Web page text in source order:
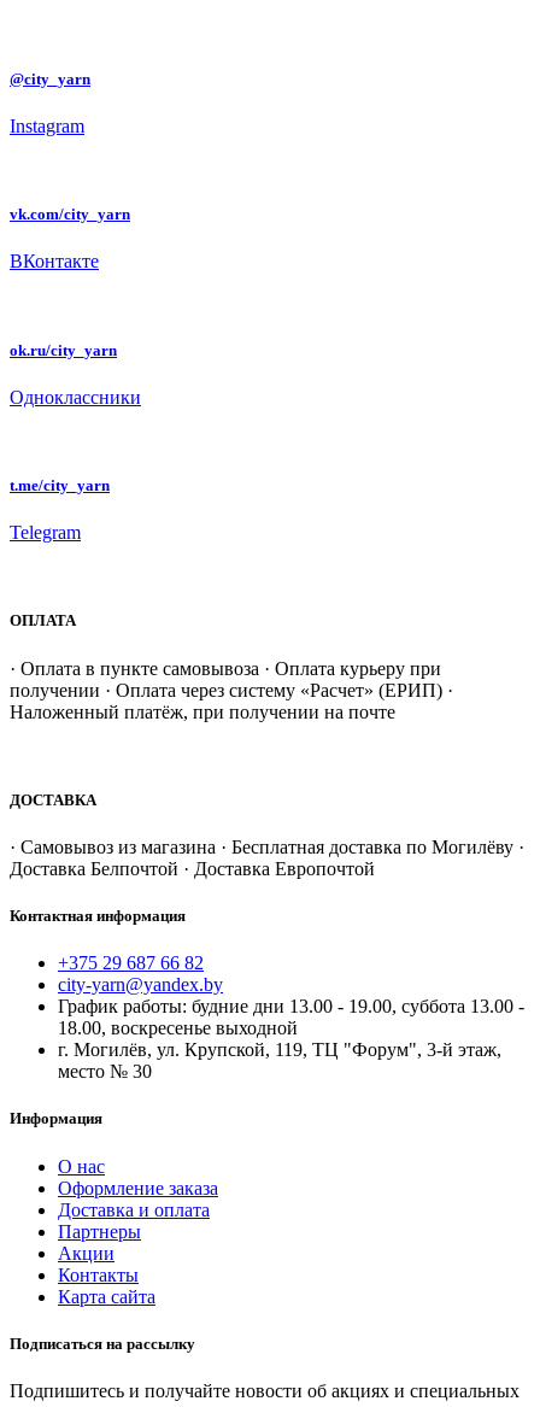
@city_yarn
Instagram
vk.com/city_yarn
ВКонтакте
ok.ru/city_yarn
Одноклассники
t.me/city_yarn
Telegram
ОПЛАТА
· Оплата в пункте самовывоза · Оплата курьеру при
получении · Оплата через систему «Расчет» (ЕРИП) ·
Наложенный платёж, при получении на почте
ДОСТАВКА
· Самовывоз из магазина · Бесплатная доставка по Могилёву ·
Доставка Белпочтой · Доставка Европочтой
Контактная информация
+375 29 687 66 82
city-yarn@yandex.by
График работы: будние дни 13.00 - 19.00, суббота 13.00 -
18.00, воскресенье выходной
г. Могилёв, ул. Крупской, 119, ТЦ "Форум", 3-й этаж,
место № 30
Информация
О нас
Оформление заказа
Доставка и оплата
Партнеры
Акции
Контакты
Карта сайта
Подписаться на рассылку
Подпишитесь и получайте новости об акциях и специальных